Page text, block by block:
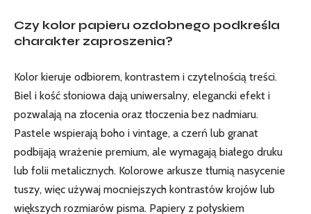
Czy kolor papieru ozdobnego podkreśla
charakter zaproszenia?
Kolor kieruje odbiorem, kontrastem i czytelnością treści.
Biel i kość słoniowa dają uniwersalny, elegancki efekt i
pozwalają na złocenia oraz tłoczenia bez nadmiaru.
Pastele wspierają boho i vintage, a czerń lub granat
podbijają wrażenie premium, ale wymagają białego druku
lub folii metalicznych. Kolorowe arkusze tłumią nasycenie
tuszy, więc używaj mocniejszych kontrastów krojów lub
większych rozmiarów pisma. Papiery z połyskiem